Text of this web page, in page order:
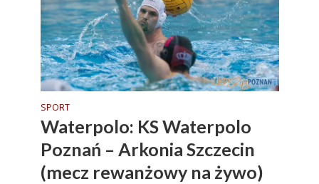
SPORT
Waterpolo: KS Waterpolo
Poznań – Arkonia Szczecin
(mecz rewanżowy na żywo)